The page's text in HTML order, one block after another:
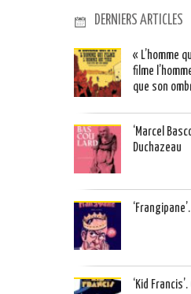
DERNIERS ARTICLES
« L’homme
filme
que son
‘Marcel
Duchazeau
‘Kid